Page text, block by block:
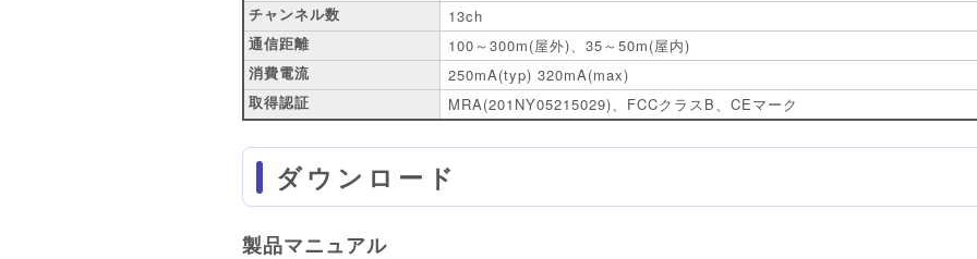
チャンネル数
13ch
通信距離
100～300m(屋外)、35～50m(屋内)
消費電流
250mA(typ) 320mA(max)
取得認証
MRA(201NY05215029)、FCCクラスB、CEマーク
ダウンロード
製品マニュアル